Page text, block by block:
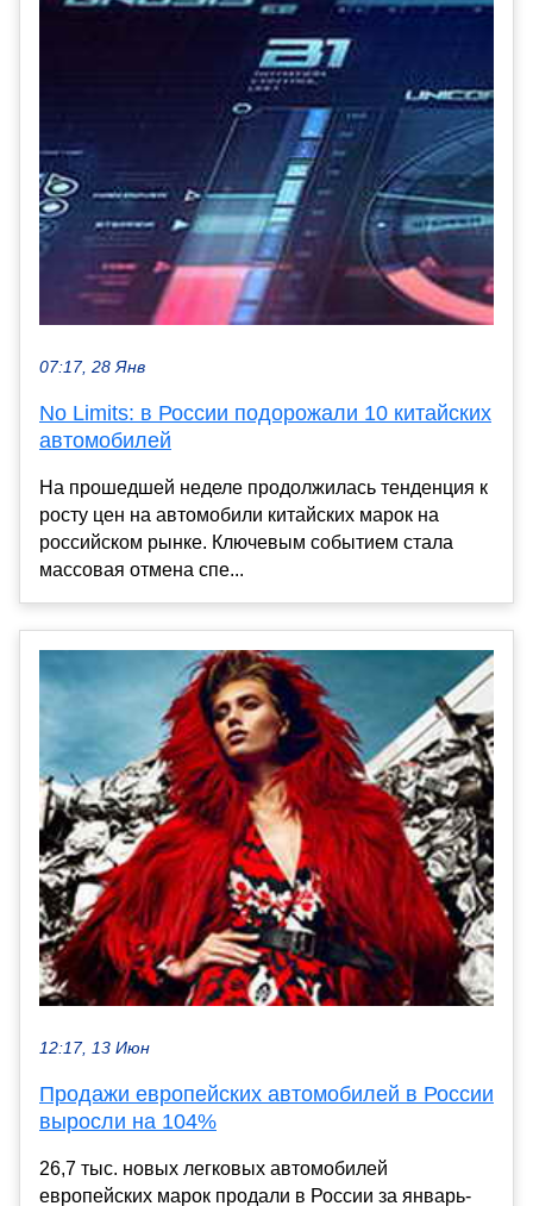
07:17, 28 Янв
No Limits: в России подорожали 10 китайских
автомобилей
На прошедшей неделе продолжилась тенденция к
росту цен на автомобили китайских марок на
российском рынке. Ключевым событием стала
массовая отмена спе...
12:17, 13 Июн
Продажи европейских автомобилей в России
выросли на 104%
26,7 тыс. новых легковых автомобилей
европейских марок продали в России за январь-